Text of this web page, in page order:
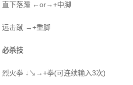
直下落踵 ←or→+中脚
远击蹴 →+重脚
必杀技
烈火拳 ↓↘→+拳(可连续输入3次)